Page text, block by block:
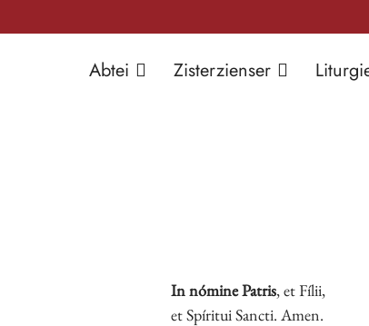
Abtei Zisterzienser
In nómine Patris, et Fílii,
et Spíritui Sancti. Amen.